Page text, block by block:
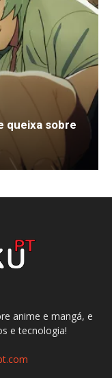
queixa sobre
anime e mangá, e
e tecnologia!